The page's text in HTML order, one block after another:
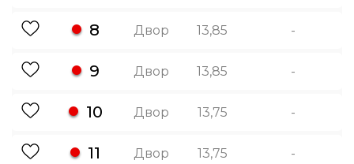
8 Двор 13,85 -
9 Двор 13,85 -
10 Двор 13,75 -
11 Двор 13,75 -